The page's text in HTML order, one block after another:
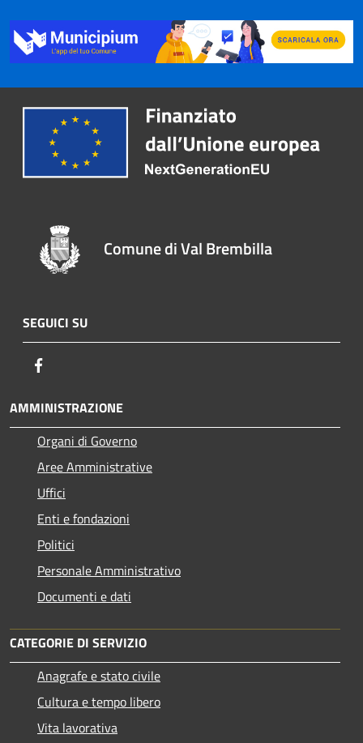
Comune di Val Brembilla
SEGUICI SU
AMMINISTRAZIONE
Organi di Governo
Aree Amministrative
Uffici
Enti e fondazioni
Politici
Personale Amministrativo
Documenti e dati
CATEGORIE DI SERVIZIO
Anagrafe e stato civile
Cultura e tempo libero
Vita lavorativa